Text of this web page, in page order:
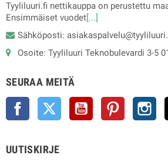
Tyyliluuri.fi nettikauppa on perustettu
Ensimmäiset vuodet[...]
Sähköposti:
Osoite: Tyyliluuri Teknobulevardi 3-5
SEURAA MEITÄ
Facebook Twitter YouTube Pinterest
UUTISKIRJE